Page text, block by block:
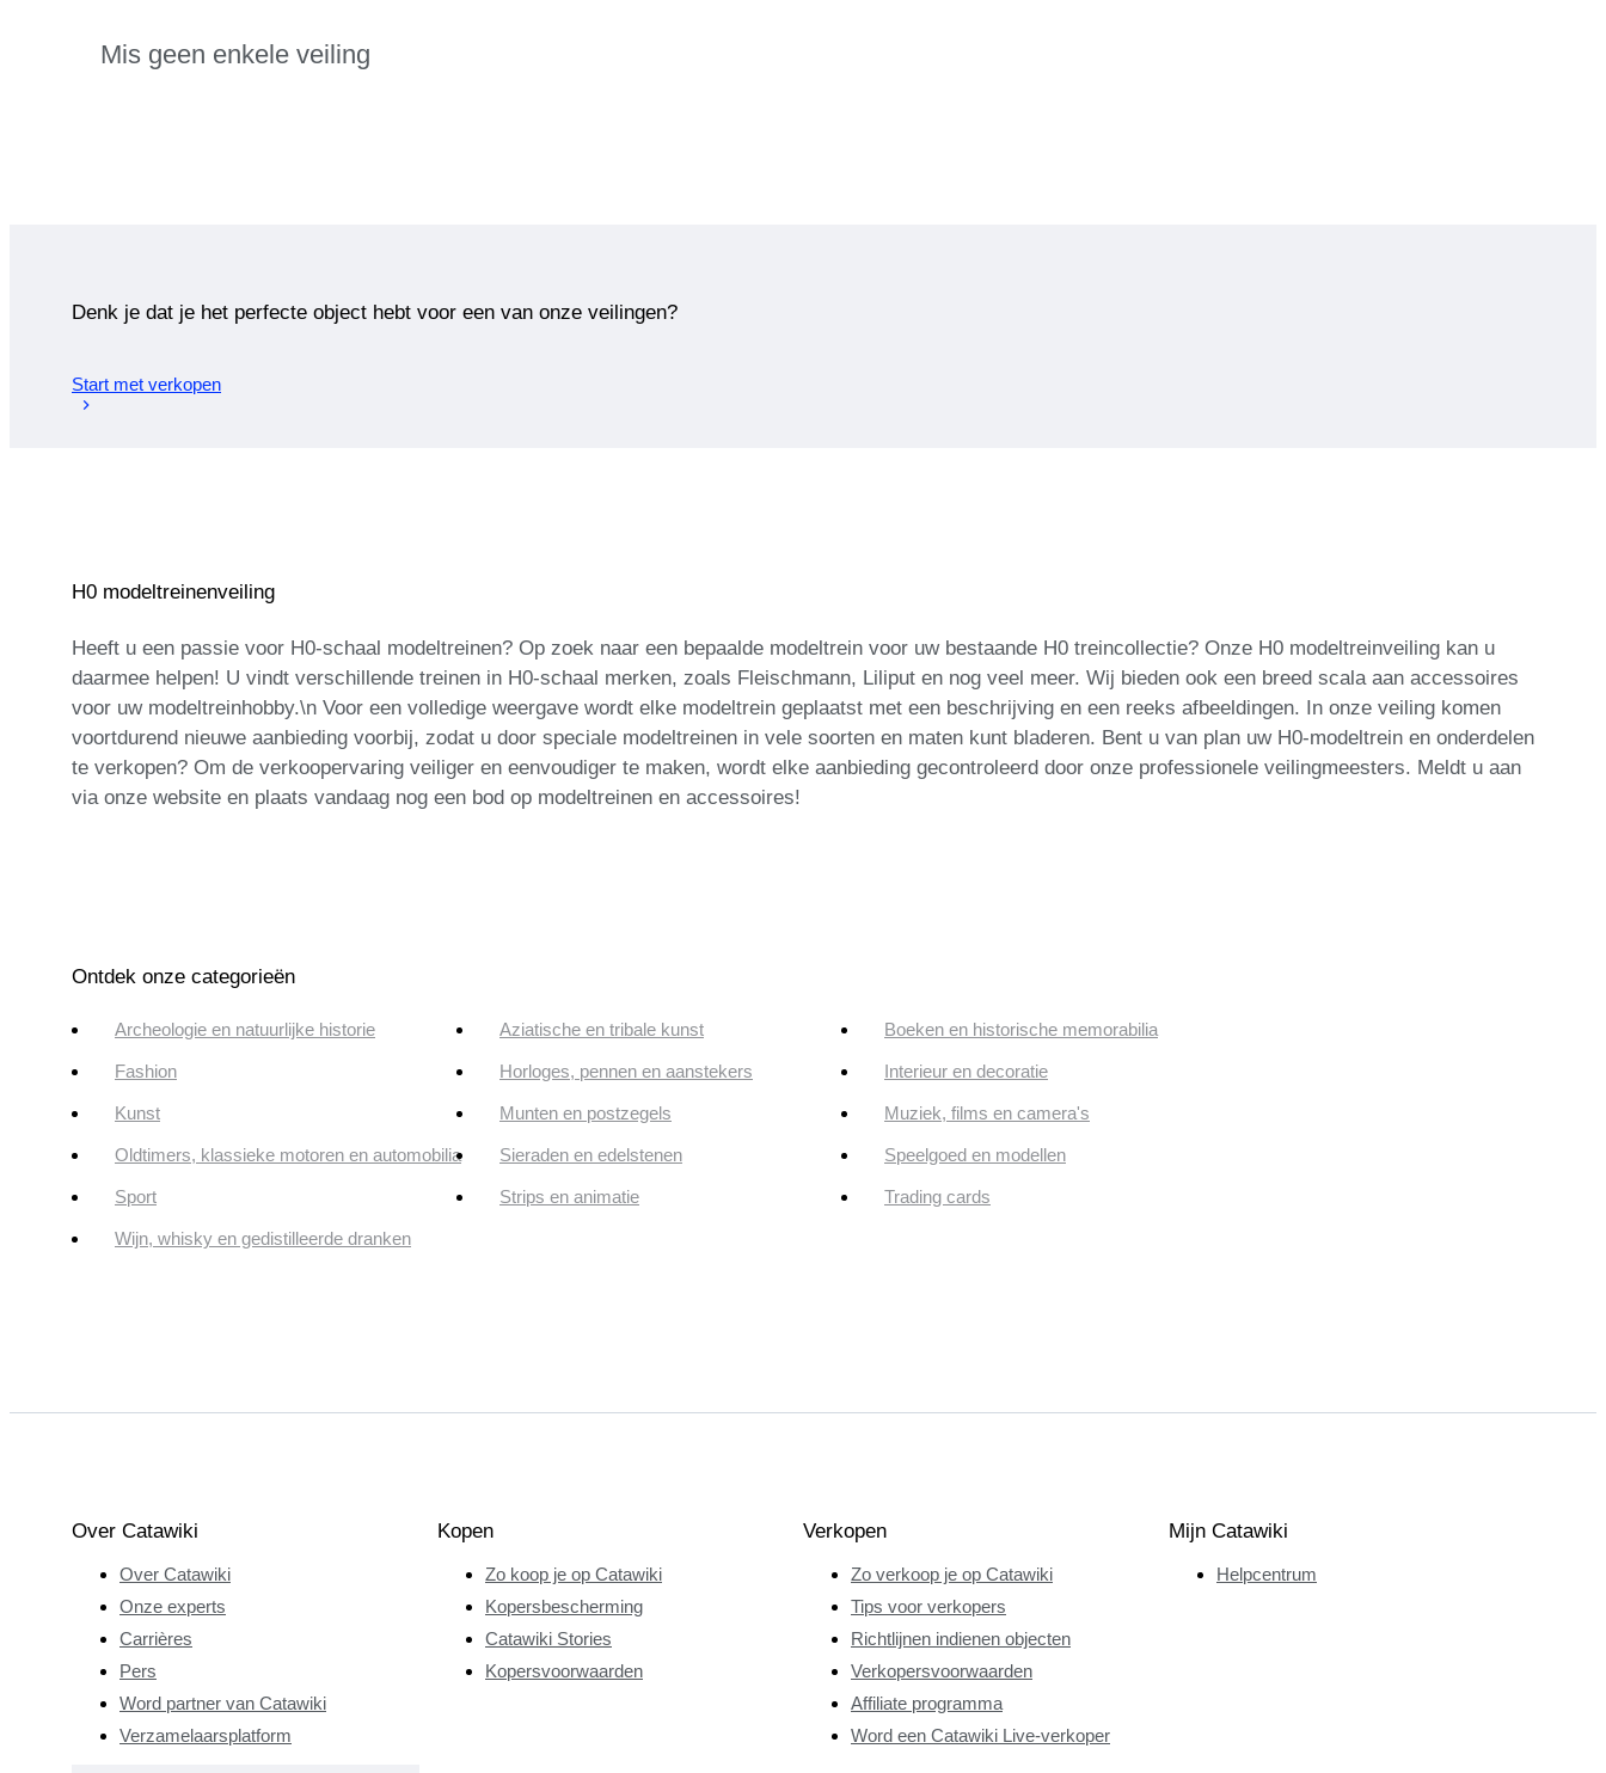
Mis geen enkele veiling
Denk je dat je het perfecte object hebt voor een van onze veilingen?
Start met verkopen
H0 modeltreinenveiling
Heeft u een passie voor H0-schaal modeltreinen? Op zoek naar een bepaalde modeltrein voor uw bestaande H0 treincollectie? Onze H0 modeltreinveiling kan u
daarmee helpen! U vindt verschillende treinen in H0-schaal merken, zoals Fleischmann, Liliput en nog veel meer. Wij bieden ook een breed scala aan accessoires
voor uw modeltreinhobby.\n Voor een volledige weergave wordt elke modeltrein geplaatst met een beschrijving en een reeks afbeeldingen. In onze veiling komen
voortdurend nieuwe aanbieding voorbij, zodat u door speciale modeltreinen in vele soorten en maten kunt bladeren. Bent u van plan uw H0-modeltrein en onderdelen
te verkopen? Om de verkoopervaring veiliger en eenvoudiger te maken, wordt elke aanbieding gecontroleerd door onze professionele veilingmeesters. Meldt u aan
via onze website en plaats vandaag nog een bod op modeltreinen en accessoires!
Ontdek onze categorieën
Archeologie en natuurlijke historie Aziatische en tribale kunst Boeken en historische memorabilia
Fashion Horloges, pennen en aanstekers Interieur en decoratie
Kunst Munten en postzegels Muziek, films en camera's
Oldtimers, klassieke motoren en automobilia Sieraden en edelstenen Speelgoed en modellen
Sport Strips en animatie Trading cards
Wijn, whisky en gedistilleerde dranken
Over Catawiki
Over Catawiki
Onze experts
Carrières
Pers
Word partner van Catawiki
Verzamelaarsplatform
Kopen
Zo koop je op Catawiki
Kopersbescherming
Catawiki Stories
Kopersvoorwaarden
Verkopen
Zo verkoop je op Catawiki
Tips voor verkopers
Richtlijnen indienen objecten
Verkopersvoorwaarden
Affiliate programma
Word een Catawiki Live-verkoper
Mijn Catawiki
Helpcentrum